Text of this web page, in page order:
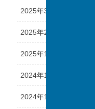
2025年3月
2025年2月
2025年1月
2024年12月
2024年11月